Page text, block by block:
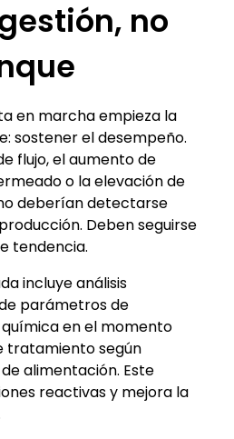
no
en marcha empieza la
sostener el desempeño.
flujo, el aumento de
o la elevación de
deberían detectarse
Deben seguirse
tendencia.
incluye análisis
parámetros de
en el momento
tratamiento según
alimentación. Este
reactivas y mejora la